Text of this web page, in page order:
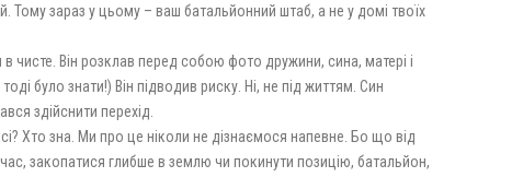
Тому зараз у цьому – ваш батальйонний штаб, а не у домі твоїх
чисте. Він розклав перед собою фото дружини, сина, матері і
було знати!) Він підводив риску. Ні, не під життям. Син
здійснити перехід.
Хто зна. Ми про це ніколи не дізнаємося напевне. Бо що від
закопатися глибше в землю чи покинути позицію, батальйон,